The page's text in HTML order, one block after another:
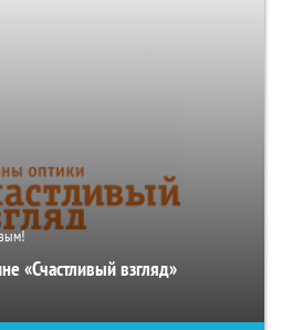
«Счастливый взгляд»